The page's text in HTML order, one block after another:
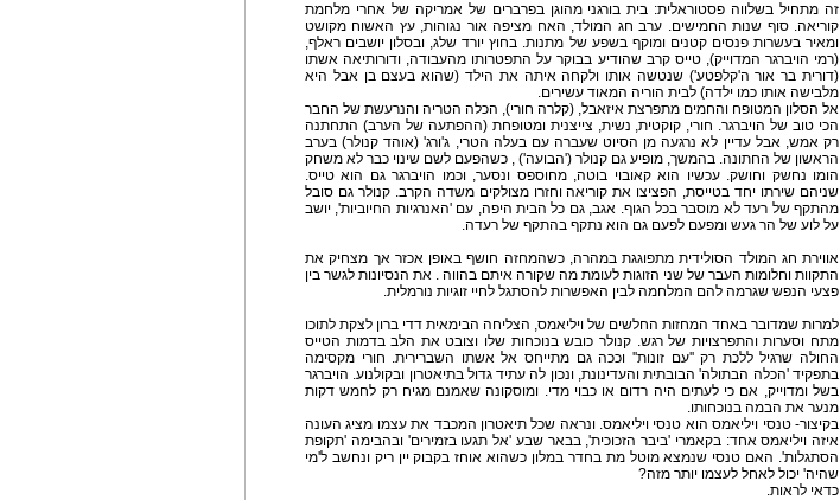
זה מתחיל בשלווה פסטוראלית: בית בורגני מהוגן בפרברים של אמריקה של אחרי מלחמת
קוריאה. סוף שנות החמישים. ערב חג המולד, האח מציפה אור נגוהות, עץ האשוח מקושט
ומאיר בעשרות פנסים קטנים ומוקף בשפע של מתנות. בחוץ יורד שלג, ובסלון יושבים ראלף,
(רמי הויברגר המדוייק), טייס קרב שהודיע בבוקר על התפטרותו מהעבודה, ודורותיאה אשתו
(דורית בר אור ה'קלפטע') שנטשה אותו ולקחה איתה את הילד (שהוא בעצם בן אבל היא
מלבישה אותו כמו ילדה) לבית הוריה המאוד עשירים.
אל הסלון המטופח והחמים מתפרצת איזאבל, (קלרה חורי), הכלה הטריה והנרעשת של החבר
הכי טוב של הויברגר. חורי, קוקטית, נשית, צייצנית ומטופחת (ההפתעה של הערב) התחתנה
רק אמש, אבל עדיין לא נרגעה מן הסיוט שעברה עם בעלה הטרי, ג'ורג' (אוהד קנולר) בערב
הראשון של החתונה. בהמשך, מופיע גם קנולר ('הבועה') , כשהפעם לשם שינוי כבר לא משחק
הומו נחשק וחושק. עכשיו הוא קאובוי בוטה, מחוספס ונסער, וכמו הויברגר גם הוא טייס.
שניהם שירתו יחד בטייסת, הפציצו את קוריאה וחזרו מצולקים משדה הקרב. קנולר גם סובל
מהתקף של רעד לא מוסבר בכל הגוף. אגב, גם כל הבית היפה, עם 'האנרגיות החיוביות', יושב
על לוע של הר געש ומפעם לפעם גם הוא נתקף בהתקף של רעדה.
אווירת חג המולד הסולידית מתפוגגת במהרה, כשהמחזה חושף באופן אכזר אך מצחיק את
התקוות וחלומות העבר של שני הזוגות לעומת מה שקורה איתם בהווה . את הנסיונות לגשר בין
פצעי הנפש שגרמה להם המלחמה לבין האפשרות להסתגל לחיי זוגיות נורמלית.
למרות שמדובר באחד המחזות החלשים של ויליאמס, הצליחה הבימאית דדי ברון לצקת לתוכו
מתח וסערות והתפרצויות של רגש. קנולר כובש בנוכחות שלו וצובט את הלב בדמות הטייס
החולה שרגיל ללכת רק ''עם זונות'' וככה גם מתייחס אל אשתו השברירית. חורי מקסימה
בתפקיד 'הכלה הבתולה' הבובתית והעדינונת, ונכון לה עתיד גדול בתיאטרון ובקולנוע. הויברגר
בשל ומדוייק, אם כי לעתים היה רדום או כבוי מדי. ומוסקונה שאמנם מגיח רק לחמש דקות
מנער את הבמה בנוכחותו.
בקיצור- טנסי ויליאמס הוא טנסי ויליאמס. ונראה שכל תיאטרון המכבד את עצמו מציג העונה
איזה ויליאמס אחד: בקאמרי 'ביבר הזכוכית', בבאר שבע 'אל תגעו בזמירים' ובהבימה 'תקופת
הסתגלות'. האם טנסי שנמצא מוטל מת בחדר במלון כשהוא אוחז בקבוק יין ריק ונחשב ל'מי
שהיה' יכול לאחל לעצמו יותר מזה?
כדאי לראות.